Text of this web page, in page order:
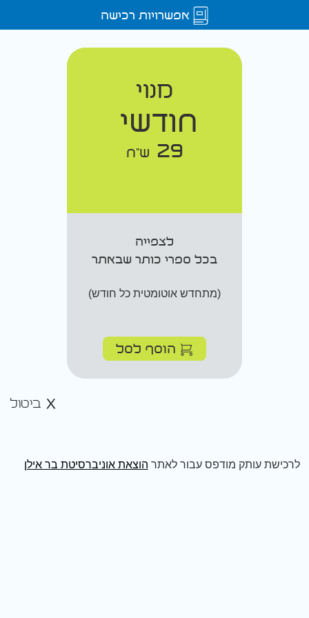
אפשרויות רכישה
מנוי
חודשי
29 ש"ח
לצפייה
בכל ספרי כותר שבאתר
(מתחדש אוטומטית כל חודש)
הוסף לסל
ביטול
לרכישת עותק מודפס עבור לאתר הוצאת אוניברסיטת בר אילן